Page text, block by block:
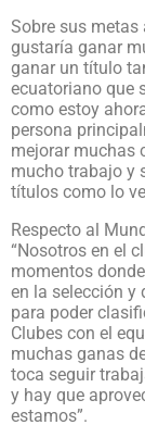
Sobre sus metas
gustaría ganar
ganar un título
ecuatoriano que
como estoy
persona
mejorar muchas
mucho trabajo y
títulos como lo
Respecto al
“Nosotros en el
momentos
en la selección y
para poder
Clubes con el
muchas ganas
toca seguir
y hay que
estamos”.